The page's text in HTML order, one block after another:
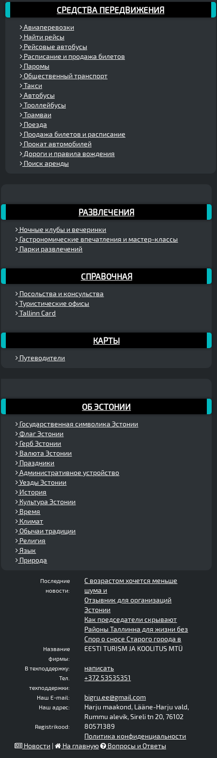
СРЕДСТВА ПЕРЕДВИЖЕНИЯ
Авиаперевозки
Найти рейсы
Рейсовые автобусы
Расписание и продажа билетов
Паромы
Общественный транспорт
Такси
Автобусы
Троллейбусы
Трамваи
Поезда
Продажа билетов и расписание
Прокат автомобилей
Дороги и правила вождения
Поиск аренды
РАЗВЛЕЧЕНИЯ
Ночные клубы и вечеринки
Гастрономические впечатления и мастер-классы
Парки развлечений
СПРАВОЧНАЯ
Посольства и консульства
Туристические офисы
Tallinn Card
КАРТЫ
Путеводители
ОБ ЭСТОНИИ
Государственная символика Эстонии
Флаг Эстонии
Герб Эстонии
Валюта Эстонии
Праздники
Административное устройство
Уезды Эстонии
История
Культура Эстонии
Время
Климат
Обычаи традиции
Религия
Язык
Природа
Последние
новости:
С возрастом хочется меньше
шума и
Отзывник для организаций
Эстонии
Как председатели скрывают
Районы Таллинна для жизни без
Спор о сносе Старого города в
Название
фирмы:
EESTI TURISM JA KOOLITUS MTÜ
В техподдержку: написать
Тел.
техподдержки:
+372 53535351
Наш E-mail: bigru.ee@gmail.com
Наш адрес:
Harju maakond, Lääne-Harju vald,
Rummu alevik, Sireli tn 20, 76102
Registrikood:
80571389
Политика конфиденциальности
Новости | На главную Вопросы и Ответы